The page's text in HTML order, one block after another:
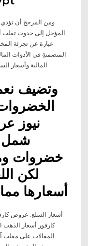
ومن المرجح أن تؤدي
المؤجل إلى حدوث تقلب
المتضمنةِ في الأدوات
المالية وأسعار
وتضيف
نيوز
شمل
خضروات
لكن
أسعارها
كارفور أسعار
المقالات على مقلب